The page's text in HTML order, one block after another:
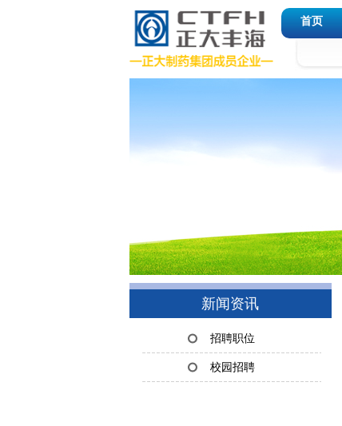
首页
新闻资讯
招聘职位
校园招聘